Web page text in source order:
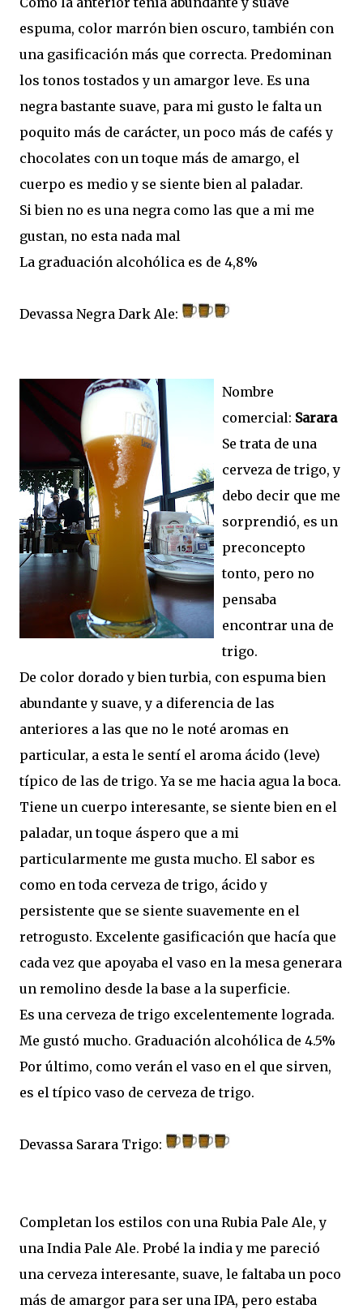
espuma, color marrón bien oscuro, también con
una gasificación más que correcta. Predominan
los tonos tostados y un amargor leve. Es una
negra bastante suave, para mi gusto le falta un
poquito más de carácter, un poco más de cafés y
chocolates con un toque más de amargo, el
cuerpo es medio y se siente bien al paladar.
Si bien no es una negra como las que a mi me
gustan, no esta nada mal
La graduación alcohólica es de 4,8%
Devassa Negra Dark Ale:
Nombre
comercial: Sarara
Se trata de una
cerveza de trigo, y
debo decir que me
sorprendió, es un
preconcepto
tonto, pero no
pensaba
encontrar una de
trigo.
De color dorado y bien turbia, con espuma bien
abundante y suave, y a diferencia de las
anteriores a las que no le noté aromas en
particular, a esta le sentí el aroma ácido (leve)
típico de las de trigo. Ya se me hacia agua la boca.
Tiene un cuerpo interesante, se siente bien en el
paladar, un toque áspero que a mi
particularmente me gusta mucho. El sabor es
como en toda cerveza de trigo, ácido y
persistente que se siente suavemente en el
retrogusto. Excelente gasificación que hacía que
cada vez que apoyaba el vaso en la mesa generara
un remolino desde la base a la superficie.
Es una cerveza de trigo excelentemente lograda.
Me gustó mucho. Graduación alcohólica de 4.5%
Por último, como verán el vaso en el que sirven,
es el típico vaso de cerveza de trigo.
Devassa Sarara Trigo:
Completan los estilos con una Rubia Pale Ale, y
una India Pale Ale. Probé la india y me pareció
una cerveza interesante, suave, le faltaba un poco
más de amargor para ser una IPA, pero estaba